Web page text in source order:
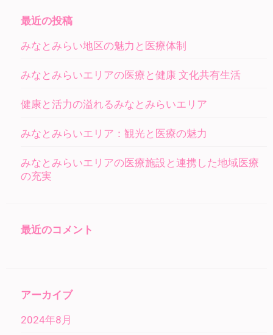
最近の投稿
みなとみらい地区の魅力と医療体制
みなとみらいエリアの医療と健康 文化共有生活
健康と活力の溢れるみなとみらいエリア
みなとみらいエリア：観光と医療の魅力
みなとみらいエリアの医療施設と連携した地域医療
の充実
最近のコメント
アーカイブ
2024年8月